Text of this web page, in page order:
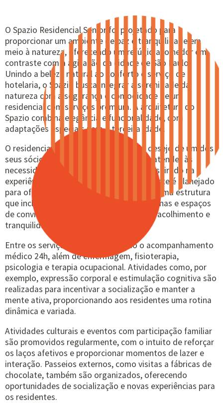
O Spazio Residencial Senior foi projetado para
proporcionar um ambiente de paz e tranquilidade em
meio à natureza, oferecendo um refúgio acolhedor em
contraste com a agitação da cidade de São Paulo.
Unindo a beleza natural ao conforto e serviço de
hotelaria, o Spazio busca integrar a serenidade da
natureza com a segurança e comodidade de um
residencial com serviços premium. A arquitetura do
Spazio combina elegância e funcionalidade, com
adaptações especiais para a terceira idade.
O residencial foi concebido a partir do desejo de um dos
seus sócios em criar um local ideal para atender às
necessidades de vida diária de idosos, inspirado na
experiência pessoal com seu pai. O ambiente é planejado
para oferecer conforto e bem-estar, com uma estrutura
que inclui quartos adaptados, áreas externas e espaços
de convivência que buscam proporcionar acolhimento e
tranquilidade.
Entre os serviços disponíveis, estão o acompanhamento
médico 24h, além de enfermagem, fisioterapia,
psicologia e terapia ocupacional. Atividades como, por
exemplo, expressão corporal e estimulação cognitiva são
realizadas para incentivar a socialização e manter a
mente ativa, proporcionando aos residentes uma rotina
dinâmica e variada.
Atividades culturais e eventos com participação familiar
são promovidos regularmente, com o intuito de reforçar
os laços afetivos e proporcionar momentos de lazer e
interação. Passeios externos, como visitas a fábricas de
chocolate, também são organizados, oferecendo
oportunidades de socialização e novas experiências para
os residentes.